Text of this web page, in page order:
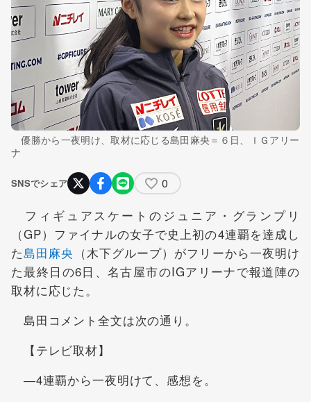
優勝から一夜明け、取材に応じる島田麻央＝６日、ＩＧアリー
ナ
SNSでシェア 0
フィギュアスケートのジュニア・グランプリ
（GP）ファイナルの女子で史上初の4連覇を達成し
た島田麻央 （木下グループ）がフリーから一夜明け
た最終日の6日、名古屋市のIGアリーナで報道陣の
取材に応じた。
島田コメント全文は次の通り。
【テレビ取材】
―4連覇から一夜明けて、感想を。